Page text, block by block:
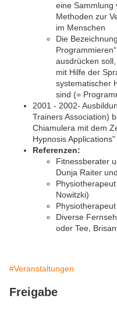
eine Sammlung
Methoden zur
im Menschen
Die
ausdrücken
mit Hilfe der
systematischer
sind (=
2001 - 2002-
Trainers Association)
Chiamulera mit dem
Hypnosis Applications"
Referenzen:
Fitnessberater
Dunja Raiter
Nowitzki)
Diverse
oder Tee,
#Veranstaltungen
Freigabe